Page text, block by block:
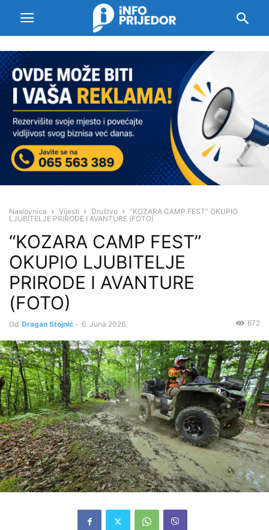
Naslovnica Vijesti Društvo
“KOZARA CAMP FEST” OKUPIO
LJUBITELJE PRIRODE I AVANTURE (FOTO)
“KOZARA CAMP FEST”
OKUPIO LJUBITELJE
PRIRODE I AVANTURE
(FOTO)
Od Dragan Stojnić - 6. Juna 2026. 872